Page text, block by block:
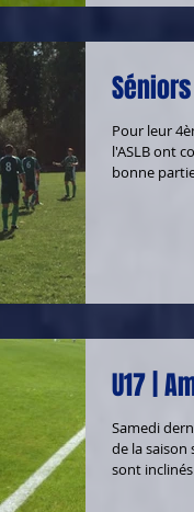
Séniors
Pour leur
l'ASLB ont
bonne
U17 |
Samedi
de la saison
sont